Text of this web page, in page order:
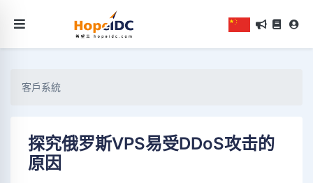
客戶系統
探究俄罗斯VPS易受DDoS攻击的
原因